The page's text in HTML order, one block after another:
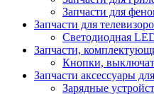
Запчасти для
Запчасти для
Светодиодная
Запчасти,
Кнопки,
Запчасти аксессуары
Зарядные